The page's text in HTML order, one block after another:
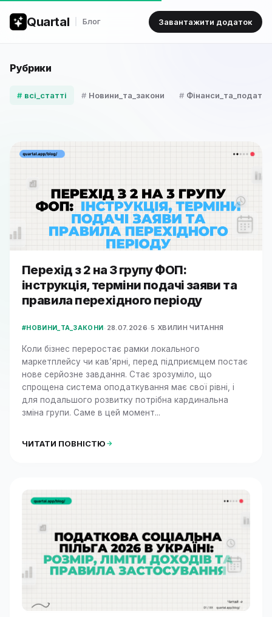
Quartal Блог Завантажити додаток
Рубрики
всі_статті Новини_та_закони Фінанси_та_податки
Перехід з 2 на 3 групу ФОП:
інструкція, терміни подачі заяви та
правила перехідного періоду
#НОВИНИ_ТА_ЗАКОНИ 28.07.2026 •5 ХВИЛИН ЧИТАННЯ
Коли бізнес переростає рамки локального
маркетплейсу чи кав’ярні, перед підприємцем постає
нове серйозне завдання. Стає зрозуміло, що
спрощена система оподаткування має свої рівні, і
для подальшого розвитку потрібна кардинальна
зміна групи. Саме в цей момент...
ЧИТАТИ ПОВНІСТЮ